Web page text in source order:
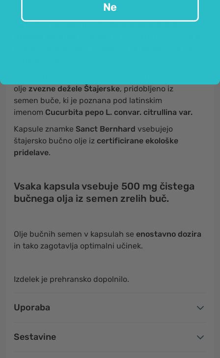
Da bučna semena niso le okusna, ampak tudi
olje zvezne dežele Štajerske, pridobljeno iz
semen buče, ki je poznana pod latinskim
imenom Cucurbita pepo L. convar. citrullina var.
Kapsule znamke Sanct Bernhard vsebujejo
štajersko bučno olje iz certificirane ekološke
pridelave.
Vsaka kapsula vsebuje 500 mg čistega
bučnega olja iz semen zrelih buč.
Olje bučnih semen v kapsulah se enostavno dozira
in tako zagotavlja optimalni učinek.
Izdelek je prehransko dopolnilo.
Uporaba
Sestavine
Ne